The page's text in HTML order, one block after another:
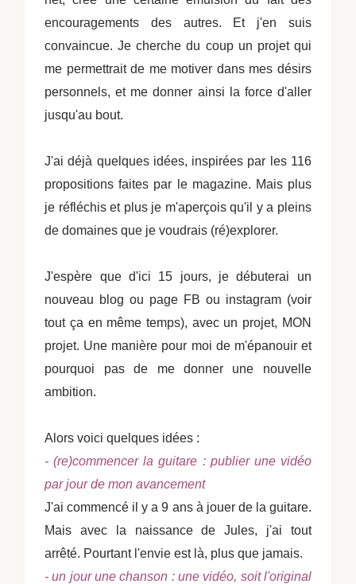
encouragements des autres. Et j'en suis
convaincue. Je cherche du coup un projet qui
me permettrait de me motiver dans mes désirs
personnels, et me donner ainsi la force d'aller
jusqu'au bout.
J'ai déjà quelques idées, inspirées par les 116
propositions faites par le magazine. Mais plus
je réfléchis et plus je m'aperçois qu'il y a pleins
de domaines que je voudrais (ré)explorer.
J'espère que d'ici 15 jours, je débuterai un
nouveau blog ou page FB ou instagram (voir
tout ça en même temps), avec un projet, MON
projet. Une manière pour moi de m'épanouir et
pourquoi pas de me donner une nouvelle
ambition.
Alors voici quelques idées :
- (re)commencer la guitare : publier une vidéo
par jour de mon avancement
J'ai commencé il y a 9 ans à jouer de la guitare.
Mais avec la naissance de Jules, j'ai tout
arrêté. Pourtant l'envie est là, plus que jamais.
- un jour une chanson : une vidéo, soit l'original